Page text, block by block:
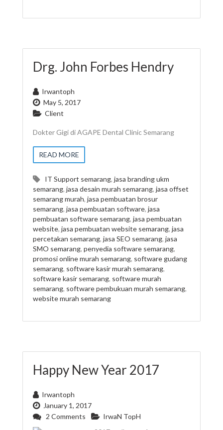
Drg. John Forbes Hendry
Irwantoph
May 5, 2017
Client
Dokter Gigi di AGAPE Dental Clinic Semarang
READ MORE
IT Support semarang, jasa branding ukm
semarang, jasa desain murah semarang, jasa offset
semarang murah, jasa pembuatan brosur
semarang, jasa pembuatan software, jasa
pembuatan software semarang, jasa pembuatan
website, jasa pembuatan website semarang, jasa
percetakan semarang, jasa SEO semarang, jasa
SMO semarang, penyedia software semarang,
promosi online murah semarang, software gudang
semarang, software kasir murah semarang,
software kasir semarang, software murah
semarang, software pembukuan murah semarang,
website murah semarang
Happy New Year 2017
Irwantoph
January 1, 2017
2 Comments
IrwaN TopH